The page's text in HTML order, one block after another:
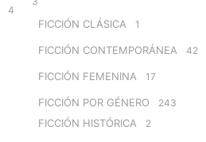
4
FICCIÓN CLÁSICA 1
FICCIÓN CONTEMPORÁNEA 42
FICCIÓN FEMENINA 17
FICCIÓN POR GÉNERO 243
FICCIÓN HISTÓRICA 2